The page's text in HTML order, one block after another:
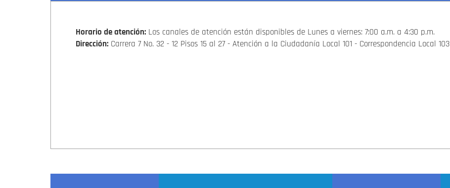
Horario de atención: Los canales de atención están disponibles de Lunes a viernes: 7:00 a.m. a 4:30 p.m.
Dirección: Carrera 7 No. 32 - 12 Pisos 15 al 27 - Atención a la Ciudadanía Local 101 - Correspondencia Local 103